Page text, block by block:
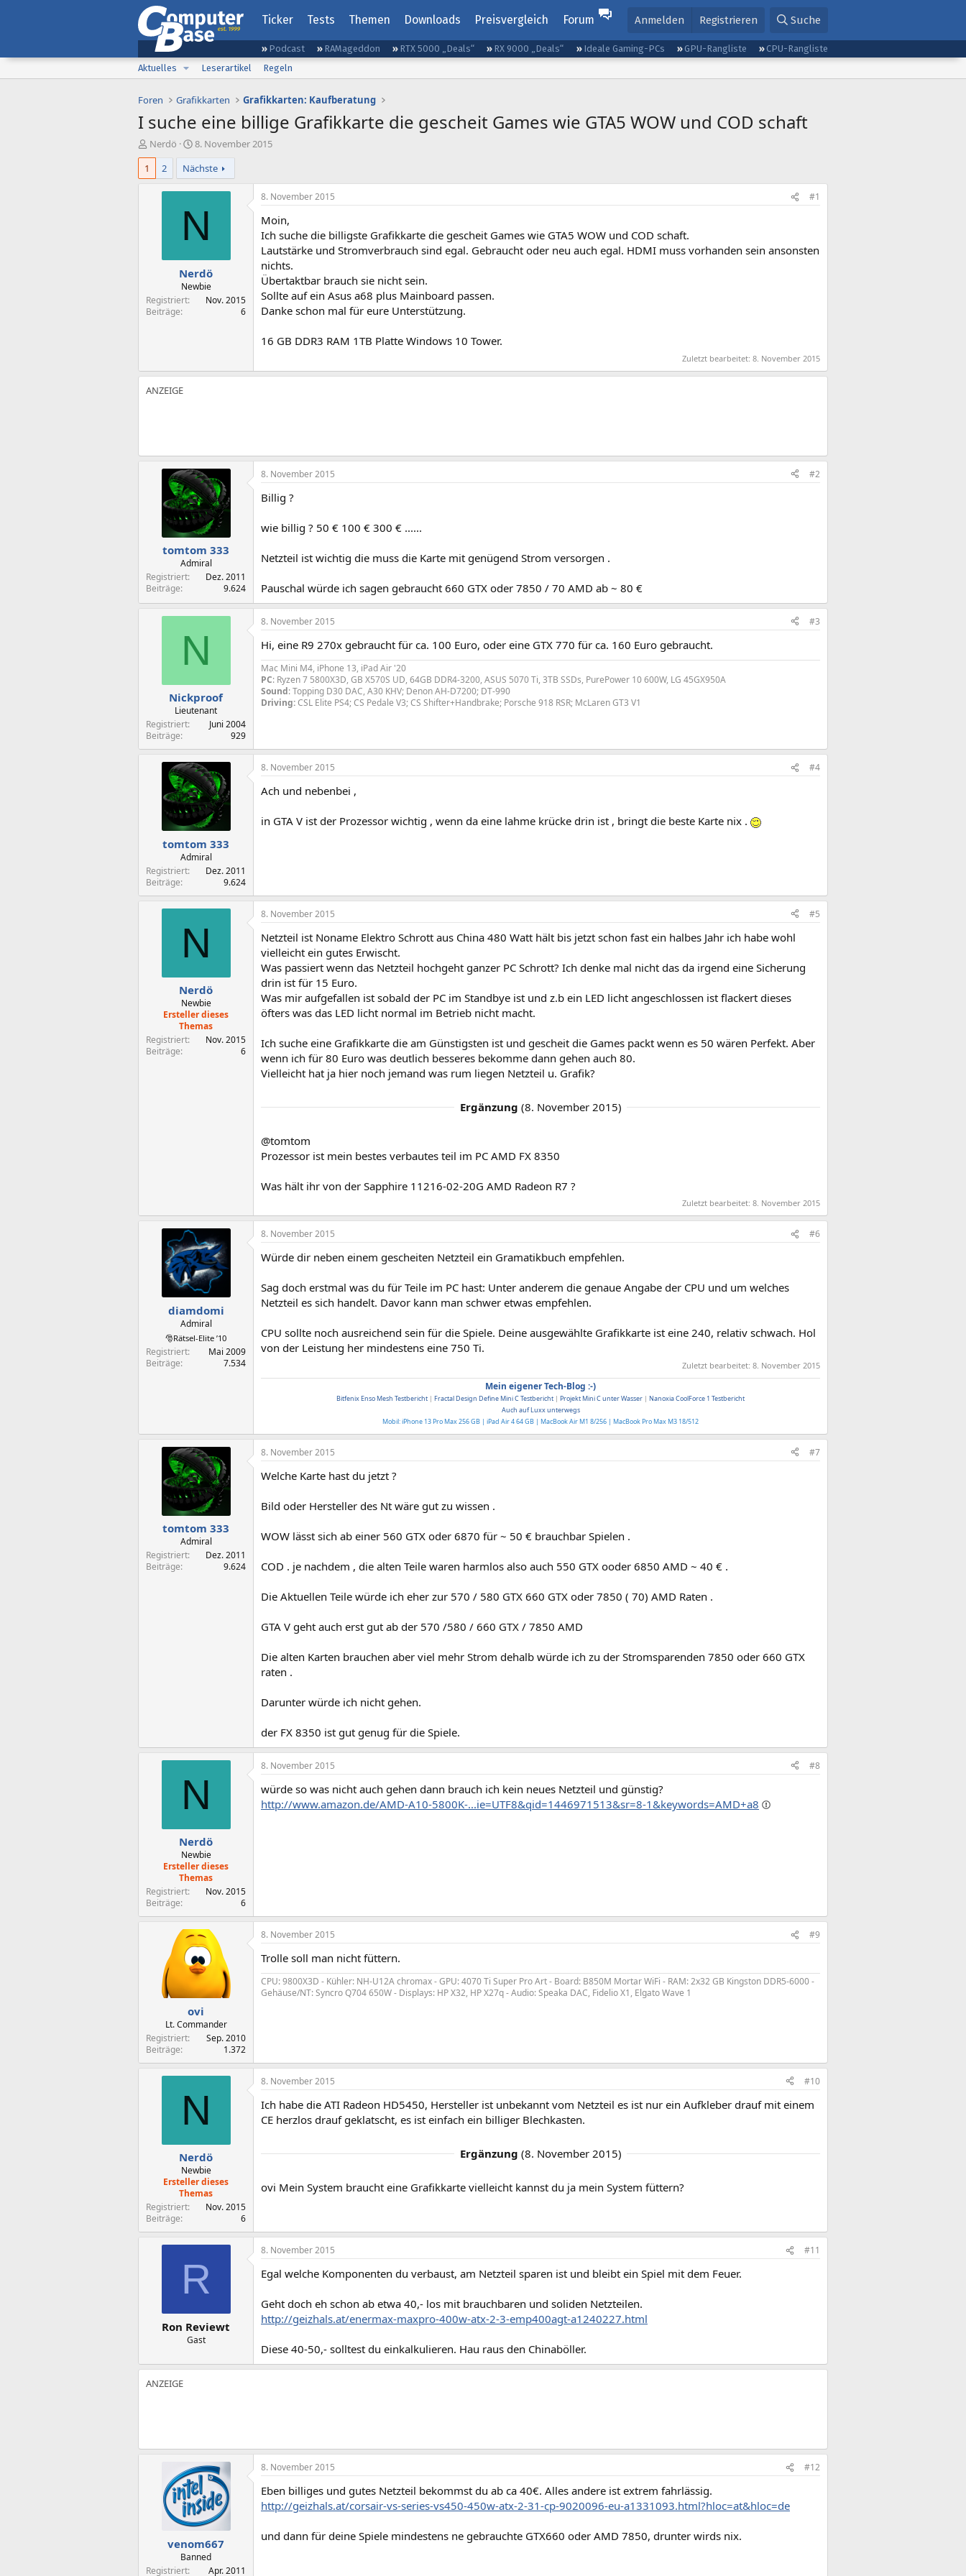
Ticker Tests Themen Downloads Preisvergleich Forum Anmelden Registrieren Suche
Podcast RAMageddon RTX 5000 „Deals“ RX 9000 „Deals“ Ideale Gaming-PCs GPU-Rangliste
CPU-Rangliste
Aktuelles
Leserartikel Regeln
Foren Grafikkarten Grafikkarten: Kaufberatung
I suche eine billige Grafikkarte die gescheit Games wie GTA5 WOW und COD schaft
E
r
t
Nerdö
E
r
s
t
e
l
t
m
8. November 2015
1
2 Nächste
N
Nerdö
Newbie
Registriert
Nov. 2015
Beiträge
6
8. November 2015 #1
Moin,
Ich suche die billigste Grafikkarte die gescheit Games wie GTA5 WOW und COD schaft.
Lautstärke und Stromverbrauch sind egal. Gebraucht oder neu auch egal. HDMI muss vorhanden sein ansonsten
nichts.
Übertaktbar brauch sie nicht sein.
Sollte auf ein Asus a68 plus Mainboard passen.
Danke schon mal für eure Unterstützung.
16 GB DDR3 RAM 1TB Platte Windows 10 Tower.
Zuletzt bearbeitet: 8. November 2015
tomtom 333
Admiral
Registriert
Dez. 2011
Beiträge
9.624
8. November 2015 #2
Billig ?
wie billig ? 50 € 100 € 300 € ......
Netzteil ist wichtig die muss die Karte mit genügend Strom versorgen .
Pauschal würde ich sagen gebraucht 660 GTX oder 7850 / 70 AMD ab ~ 80 €
N
Nickproof
Lieutenant
Registriert
Juni 2004
Beiträge
929
8. November 2015 #3
Hi, eine R9 270x gebraucht für ca. 100 Euro, oder eine GTX 770 für ca. 160 Euro gebraucht.
Mac Mini M4, iPhone 13, iPad Air '20
PC: Ryzen 7 5800X3D, GB X570S UD, 64GB DDR4-3200, ASUS 5070 Ti, 3TB SSDs, PurePower 10 600W, LG 45GX950A
Sound: Topping D30 DAC, A30 KHV; Denon AH-D7200; DT-990
Driving:CSL Elite PS4; CS Pedale V3; CS Shifter+Handbrake; Porsche 918 RSR; McLaren GT3 V1
tomtom 333
Admiral
Registriert
Dez. 2011
Beiträge
9.624
8. November 2015 #4
Ach und nebenbei ,
in GTA V ist der Prozessor wichtig , wenn da eine lahme krücke drin ist , bringt die beste Karte nix .
N
Nerdö
Newbie
Ersteller dieses
Themas
Registriert
Nov. 2015
Beiträge
6
8. November 2015 #5
Netzteil ist Noname Elektro Schrott aus China 480 Watt hält bis jetzt schon fast ein halbes Jahr ich habe wohl
vielleicht ein gutes Erwischt.
Was passiert wenn das Netzteil hochgeht ganzer PC Schrott? Ich denke mal nicht das da irgend eine Sicherung
drin ist für 15 Euro.
Was mir aufgefallen ist sobald der PC im Standbye ist und z.b ein LED licht angeschlossen ist flackert dieses
öfters was das LED licht normal im Betrieb nicht macht.
Ich suche eine Grafikkarte die am Günstigsten ist und gescheit die Games packt wenn es 50 wären Perfekt. Aber
wenn ich für 80 Euro was deutlich besseres bekomme dann gehen auch 80.
Vielleicht hat ja hier noch jemand was rum liegen Netzteil u. Grafik?
Ergänzung (8. November 2015)
@tomtom
Prozessor ist mein bestes verbautes teil im PC AMD FX 8350
Was hält ihr von der Sapphire 11216-02-20G AMD Radeon R7 ?
Zuletzt bearbeitet: 8. November 2015
diamdomi
Admiral
🎅Rätsel-Elite ’10
Registriert
Mai 2009
Beiträge
7.534
8. November 2015 #6
Würde dir neben einem gescheiten Netzteil ein Gramatikbuch empfehlen.
Sag doch erstmal was du für Teile im PC hast: Unter anderem die genaue Angabe der CPU und um welches
Netzteil es sich handelt. Davor kann man schwer etwas empfehlen.
CPU sollte noch ausreichend sein für die Spiele. Deine ausgewählte Grafikkarte ist eine 240, relativ schwach. Hol
von der Leistung her mindestens eine 750 Ti.
Zuletzt bearbeitet: 8. November 2015
Mein eigener Tech-Blog :-)
Bitfenix Enso Mesh Testbericht | Fractal Design Define Mini C Testbericht | Projekt Mini C unter Wasser | Nanoxia CoolForce 1 Testbericht
Auch auf Luxx unterwegs
Mobil: iPhone 13 Pro Max 256 GB | iPad Air 4 64 GB | MacBook Air M1 8/256 | MacBook Pro Max M3 18/512
tomtom 333
Admiral
Registriert
Dez. 2011
Beiträge
9.624
8. November 2015 #7
Welche Karte hast du jetzt ?
Bild oder Hersteller des Nt wäre gut zu wissen .
WOW lässt sich ab einer 560 GTX oder 6870 für ~ 50 € brauchbar Spielen .
COD . je nachdem , die alten Teile waren harmlos also auch 550 GTX ooder 6850 AMD ~ 40 € .
Die Aktuellen Teile würde ich eher zur 570 / 580 GTX 660 GTX oder 7850 ( 70) AMD Raten .
GTA V geht auch erst gut ab der 570 /580 / 660 GTX / 7850 AMD
Die alten Karten brauchen aber viel mehr Strom dehalb würde ich zu der Stromsparenden 7850 oder 660 GTX
raten .
Darunter würde ich nicht gehen.
der FX 8350 ist gut genug für die Spiele.
N
Nerdö
Newbie
Ersteller dieses
Themas
Registriert
Nov. 2015
Beiträge
6
8. November 2015 #8
würde so was nicht auch gehen dann brauch ich kein neues Netzteil und günstig?
http://www.amazon.de/AMD-A10-5800K-...ie=UTF8&qid=1446971513&sr=8-1&keywords=AMD+a8
ovi
Lt. Commander
Registriert
Sep. 2010
Beiträge
1.372
8. November 2015 #9
Trolle soll man nicht füttern.
CPU: 9800X3D - Kühler: NH-U12A chromax - GPU: 4070 Ti Super Pro Art - Board: B850M Mortar WiFi - RAM: 2x32 GB Kingston DDR5-6000 -
Gehäuse/NT: Syncro Q704 650W - Displays: HP X32, HP X27q - Audio: Speaka DAC, Fidelio X1, Elgato Wave 1
N
Nerdö
Newbie
Ersteller dieses
Themas
Registriert
Nov. 2015
Beiträge
6
8. November 2015 #10
Ich habe die ATI Radeon HD5450, Hersteller ist unbekannt vom Netzteil es ist nur ein Aufkleber drauf mit einem
CE herzlos drauf geklatscht, es ist einfach ein billiger Blechkasten.
Ergänzung (8. November 2015)
ovi Mein System braucht eine Grafikkarte vielleicht kannst du ja mein System füttern?
R
Ron Reviewt
Gast
8. November 2015 #11
Egal welche Komponenten du verbaust, am Netzteil sparen ist und bleibt ein Spiel mit dem Feuer.
Geht doch eh schon ab etwa 40,- los mit brauchbaren und soliden Netzteilen.
http://geizhals.at/enermax-maxpro-400w-atx-2-3-emp400agt-a1240227.html
Diese 40-50,- solltest du einkalkulieren. Hau raus den Chinaböller.
venom667
Banned
Registriert
Apr. 2011
8. November 2015 #12
Eben billiges und gutes Netzteil bekommst du ab ca 40€. Alles andere ist extrem fahrlässig.
http://geizhals.at/corsair-vs-series-vs450-450w-atx-2-31-cp-9020096-eu-a1331093.html?hloc=at&hloc=de
und dann für deine Spiele mindestens ne gebrauchte GTX660 oder AMD 7850, drunter wirds nix.